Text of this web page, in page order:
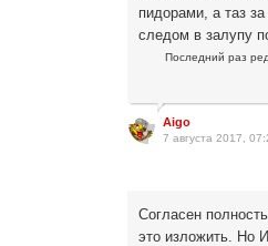
пидорами, а таз
следом в залупу
Последний раз
Aigo
7 августа 2017,
Согласен
это изложить. Но